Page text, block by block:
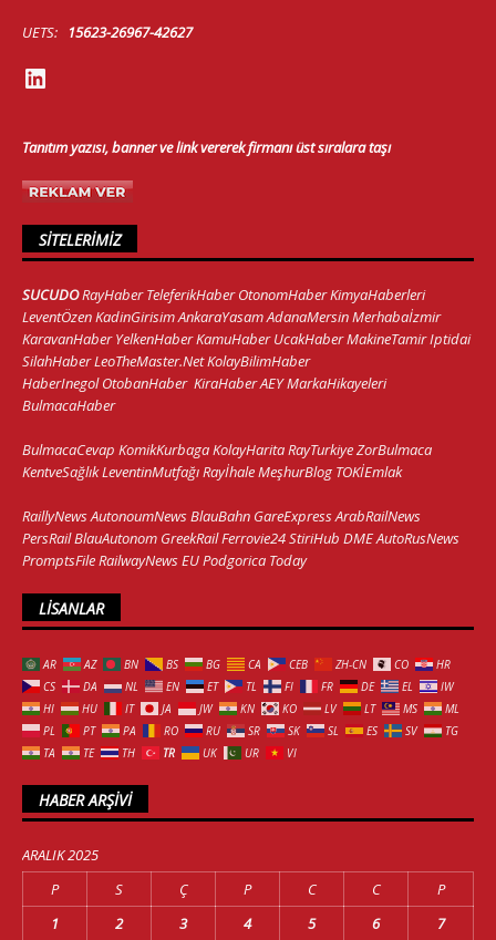
UETS: 15623-26967-42627
Tanıtım yazısı, banner ve link vererek firmanı üst sıralara taşı
SITELERIMIZ
SUCUDORayHaber TeleferikHaber OtonomHaberKimyaHaberleri
LeventÖzenKadinGirisimAnkaraYasamAdanaMersinMerhabaİzmir
KaravanHaber YelkenHaberKamuHaber UcakHaberMakineTamirIptidai
SilahHaberLeoTheMaster.NetKolayBilimHaber
HaberInegol OtobanHaber KiraHaberAEYMarkaHikayeleri
BulmacaHaber
BulmacaCevap KomikKurbagaKolayHaritaRayTurkiyeZorBulmaca
KentveSağlıkLeventinMutfağıRayİhaleMeşhurBlog TOKİEmlak
RaillyNewsAutonoumNewsBlauBahn GareExpressArabRailNews
PersRailBlauAutonom GreekRailFerrovie24StiriHub DMEAutoRusNews
PromptsFileRailwayNews EUPodgorica Today
LISANLAR
AR AZ BN BS BG CA CEB ZH-CN CO
HR
CS
DA NL EN ET TL FI FR DE EL
IW
HI
HU IT JA JW KN KO LV LT MS
ML
PL
PT PA RO RU SR SK SL ES SV
TG
TA
TE TH TR UK UR VI
HABER ARŞIVI
ARALIK 2025
P
S Ç P C C
P
1
2 3 4 5 6 7